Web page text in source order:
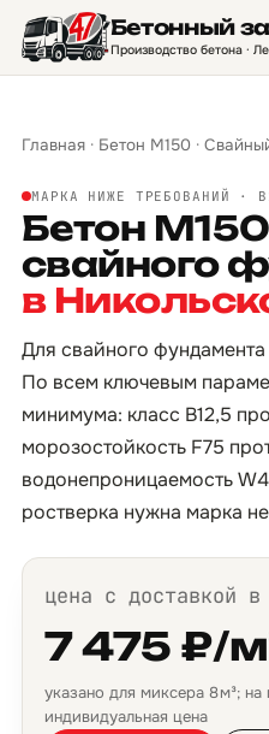
Бетонный
Производство бетона ·
Главная · Бетон М150 ·
МАРКА НИЖЕ ТРЕБОВАНИЙ ·
Бетон
свайного
в
Для свайного
По всем ключевым
минимума: класс B12,5
морозостойкость F75
водонепроницаемость
ростверка нужна марка
цена с доставкой в
7 475 ₽/
указано для миксера 8 м³;
индивидуальная цена